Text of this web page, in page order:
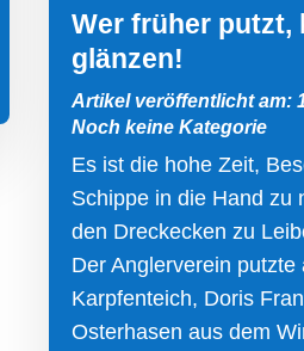
Wer früher putzt,
glänzen!
Artikel veröffentlicht am:
Noch keine Kategorie
Es ist die hohe Zeit,
Schippe in die Hand zu
den Dreckecken zu
Der Anglerverein putzte
Karpfenteich, Doris
Osterhasen aus dem